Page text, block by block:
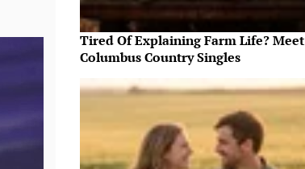
Tired Of Explaining Farm Life? Meet
Columbus Country Singles